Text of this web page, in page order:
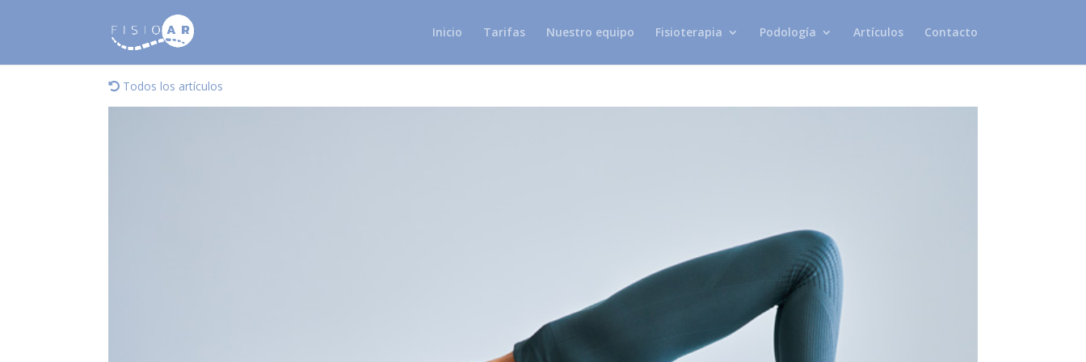
Inicio Tarifas Nuestro equipo Fisioterapia Podología Artículos Contacto
Todos los artículos